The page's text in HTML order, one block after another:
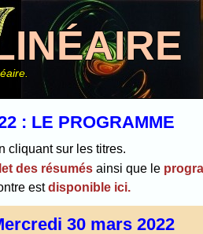
: LE PROGRAMME
cliquant sur les titres.
des résumésainsi que le
estdisponible ici.
30 mars 2022